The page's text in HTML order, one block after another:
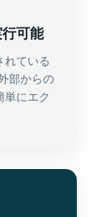
可能
れている
部からの
単にエク